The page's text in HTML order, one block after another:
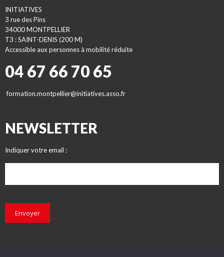
INITIATIVES
3 rue des Pins
34000 MONTPELLIER
T3 : SAINT-DENIS (200 M)
Accessible aux personnes à mobilité réduite
04 67 66 70 65
formation.montpellier@initiatives.asso.fr
NEWSLETTER
Indiquer votre email :
Envoyer